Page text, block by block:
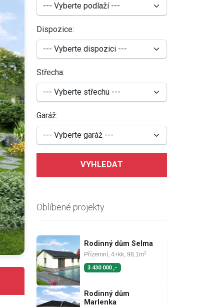
Dispozice:
Střecha:
Garáž:
VYHLEDAT
Oblíbené projekty
Rodinný dům Selma
Přízemní, 4+kk, 98,1m2
3 430 000 ,-
Rodinný dům
Marlenka